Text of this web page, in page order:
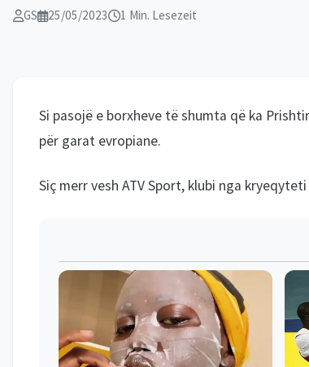
GS 25/05/2023 1 Min. Lesezeit
Si pasojë e borxheve të shumta që ka
për garat evropiane.
Siç merr vesh ATV Sport, klubi nga